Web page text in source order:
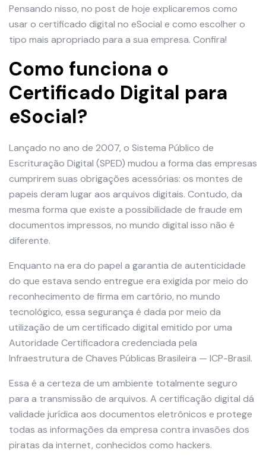
Pensando nisso, no post de hoje explicaremos como
usar o certificado digital no eSocial e como escolher o
tipo mais apropriado para a sua empresa. Confira!
Como funciona o
Certificado Digital para
eSocial?
Lançado no ano de 2007, o Sistema Público de
Escrituração Digital (SPED) mudou a forma das empresas
cumprirem suas obrigações acessórias: os montes de
papeis deram lugar aos arquivos digitais. Contudo, da
mesma forma que existe a possibilidade de fraude em
documentos impressos, no mundo digital isso não é
diferente.
Enquanto na era do papel a garantia de autenticidade
do que estava sendo entregue era exigida por meio do
reconhecimento de firma em cartório, no mundo
tecnológico, essa segurança é dada por meio da
utilização de um certificado digital emitido por uma
Autoridade Certificadora credenciada pela
Infraestrutura de Chaves Públicas Brasileira — ICP-Brasil.
Essa é a certeza de um ambiente totalmente seguro
para a transmissão de arquivos. A certificação digital dá
validade jurídica aos documentos eletrônicos e protege
todas as informações da empresa contra invasões dos
piratas da internet, conhecidos como hackers.